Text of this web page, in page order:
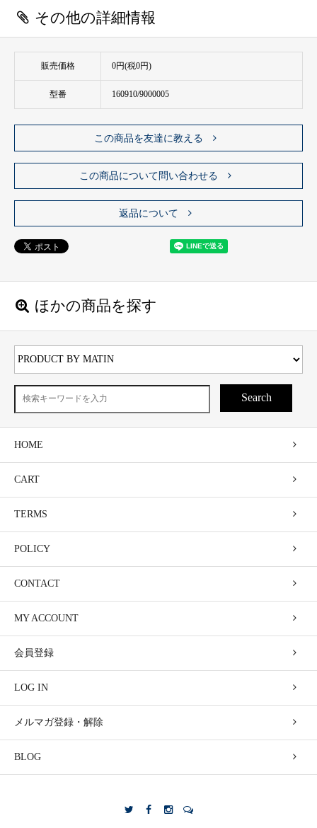
その他の詳細情報
販売価格 0円(税0円)
型番 160910/9000005
この商品を友達に教える
この商品について問い合わせる
返品について
ほかの商品を探す
Search
HOME
CART
TERMS
POLICY
CONTACT
MY ACCOUNT
会員登録
LOG IN
メルマガ登録・解除
BLOG